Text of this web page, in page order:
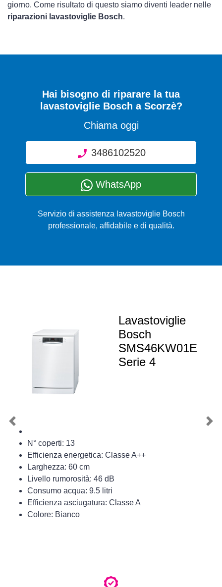
giorno. Come risultato di questo siamo diventi leader nelle
riparazioni lavastoviglie Bosch.
Hai bisogno di riparare la tua
lavastoviglie Bosch a Scorzè?
Chiama oggi
3486102520
WhatsApp
Servizio di assistenza lavastoviglie Bosch
professionale, affidabile e di qualità.
Lavastoviglie
Bosch
SMS46KW01E
Serie 4
N° coperti: 13
Efficienza energetica: Classe A++
Larghezza: 60 cm
Livello rumorosità: 46 dB
Consumo acqua: 9.5 litri
Efficienza asciugatura: Classe A
Colore: Bianco
Previous